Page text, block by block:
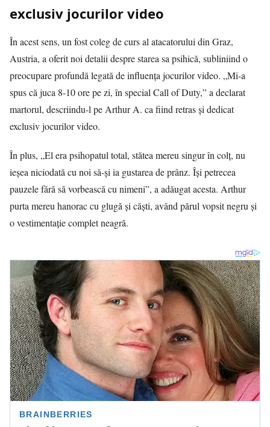
exclusiv jocurilor video
În acest sens, un fost coleg de curs al atacatorului din Graz,
Austria, a oferit noi detalii despre starea sa psihică, subliniind o
preocupare profundă legată de influența jocurilor video. „Mi-a
spus că juca 8-10 ore pe zi, în special Call of Duty,” a declarat
martorul, descriindu-l pe Arthur A. ca fiind retras și dedicat
exclusiv jocurilor video.
În plus, „El era psihopatul total, stătea mereu singur în colț, nu
ieșea niciodată cu noi să-și ia gustarea de prânz. Își petrecea
pauzele fără să vorbească cu nimeni”, a adăugat acesta. Arthur
purta mereu hanorac cu glugă și căști, având părul vopsit negru și
o vestimentație complet neagră.